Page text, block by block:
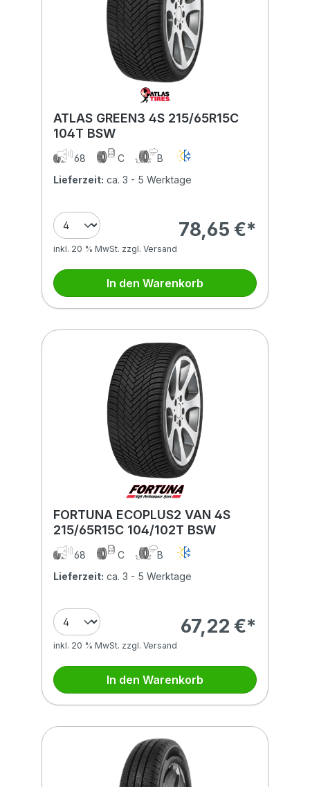
ATLAS GREEN3 4S 215/65R15C
104T BSW
68 C
B
Lieferzeit: ca. 3 - 5 Werktage
78,65 €*
inkl. 20 % MwSt. zzgl. Versand
In den Warenkorb
FORTUNA ECOPLUS2 VAN 4S
215/65R15C 104/102T BSW
68 C
B
Lieferzeit: ca. 3 - 5 Werktage
67,22 €*
inkl. 20 % MwSt. zzgl. Versand
In den Warenkorb